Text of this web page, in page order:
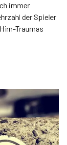
immer
der Spieler
Traumas